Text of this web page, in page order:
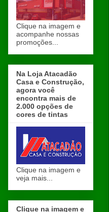
Clique na imagem e
acompanhe nossas
promoções...
Na Loja Atacadão
Casa e Construção,
agora você
encontra mais de
2.000 opções de
cores de tintas
Clique na imagem e
veja mais...
Clique na imagem e